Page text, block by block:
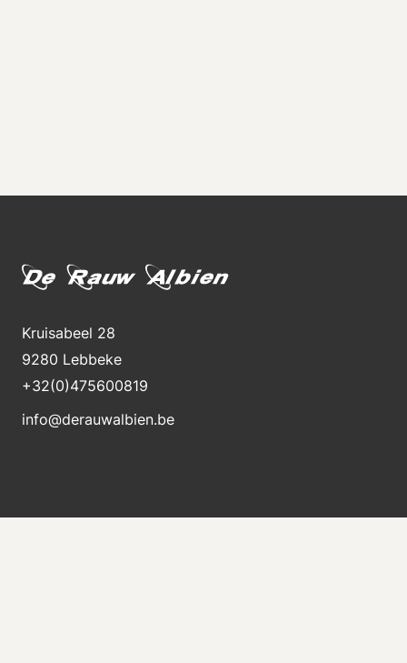
Kruisabeel 28
9280 Lebbeke
+32(0)475600819
info@derauwalbien.be
Stay informed about new stock